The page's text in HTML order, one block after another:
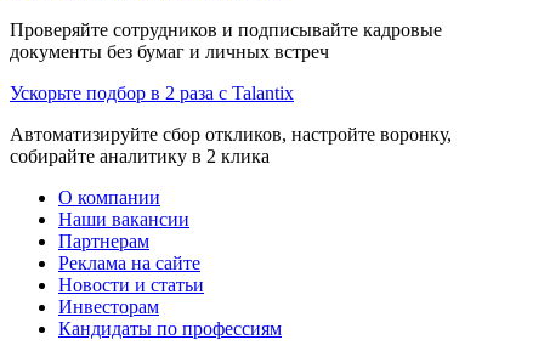
Проверяйте сотрудников и подписывайте кадровые
документы без бумаг и личных встреч
Ускорьте подбор в 2 раза с Talantix
Автоматизируйте сбор откликов, настройте воронку,
собирайте аналитику в 2 клика
О компании
Наши вакансии
Партнерам
Реклама на сайте
Новости и статьи
Инвесторам
Кандидаты по профессиям